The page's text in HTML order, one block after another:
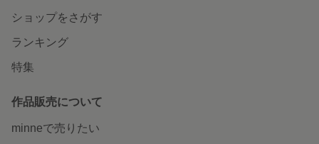
ショップをさがす
ランキング
特集
作品販売について
minneで売りたい